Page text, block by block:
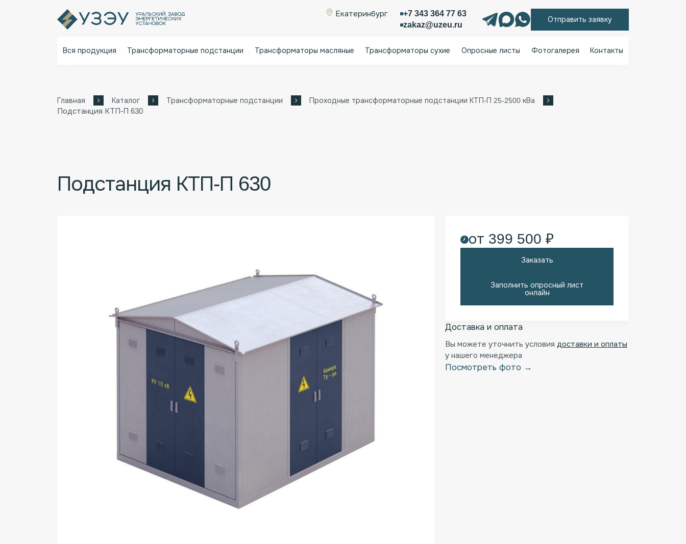
Екатеринбург
+7 343 364 77 63
zakaz@uzeu.ru
Отправить заявку
Вся продукция Трансформаторные подстанции Трансформаторы масляные Трансформаторы сухие Опросные листы Фотогалерея Контакты
Главная Каталог Трансформаторные подстанции Проходные трансформаторные подстанции КТП-П 25-2500 кВа
Подстанция КТП-П 630
Подстанция КТП-П 630
от 399 500 ₽
Заказать
Заполнить опросный лист
онлайн
Доставка и оплата
Вы можете уточнить условия доставки и оплаты
у нашего менеджера
Посмотреть фото →